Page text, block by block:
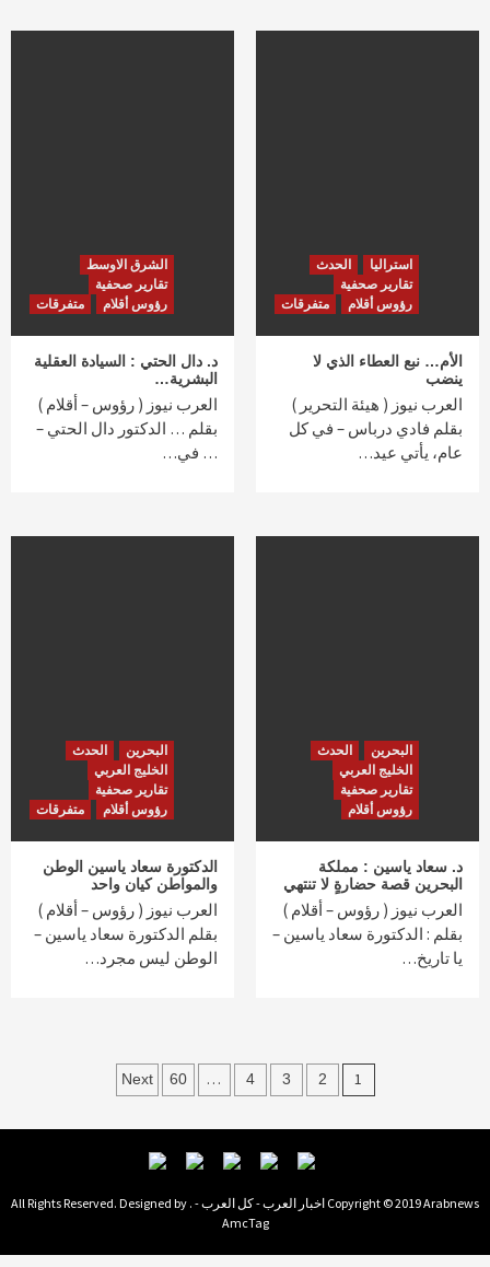
استراليا
الحدث
تقارير صحفية
رؤوس أقلام
متفرقات
الأم… نبع العطاء الذي لا
ينضب
العرب نيوز ( هيئة التحرير )
بقلم فادي درباس – في كل
عام، يأتي عيد…
الشرق الاوسط
تقارير صحفية
رؤوس أقلام
متفرقات
د. دال الحتي : السيادة العقلية
البشرية…
العرب نيوز ( رؤوس – أقلام )
بقلم … الدكتور دال الحتي –
… في…
البحرين
الحدث
الخليج العربي
تقارير صحفية
رؤوس أقلام
د. سعاد ياسين : مملكة
البحرين قصة حضارةٍ لا تنتهي
العرب نيوز ( رؤوس – أقلام )
بقلم : الدكتورة سعاد ياسين –
يا تاريخ…
البحرين
الحدث
الخليج العربي
تقارير صحفية
رؤوس أقلام
متفرقات
الدكتورة سعاد ياسين الوطن
والمواطن كيان واحد
العرب نيوز ( رؤوس – أقلام )
بقلم الدكتورة سعاد ياسين –
الوطن ليس مجرد…
Posts
1
2
3
4
…
60
Next
Copyright © 2019 Arabnews اخبار العرب - كل العرب - . All Rights Reserved. Designed by
AmcTag